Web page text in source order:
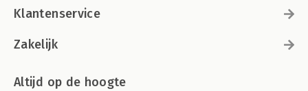
Klantenservice
Zakelijk
Altijd op de hoogte